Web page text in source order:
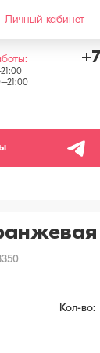
Личный кабинет
Кол-во: